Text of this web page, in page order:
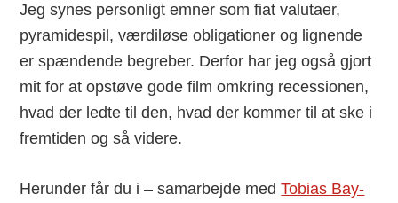
Jeg synes personligt emner som fiat valutaer,
pyramidespil, værdiløse obligationer og lignende
er spændende begreber. Derfor har jeg også gjort
mit for at opstøve gode film omkring recessionen,
hvad der ledte til den, hvad der kommer til at ske i
fremtiden og så videre.
Herunder får du i – samarbejde medTobias Bay-